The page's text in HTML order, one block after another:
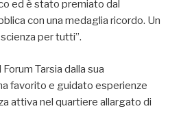
ed è stato premiato dal
con una medaglia ricordo. Un
per tutti”.
Tarsia dalla sua
favorito e guidato esperienze
attiva nel quartiere allargato di